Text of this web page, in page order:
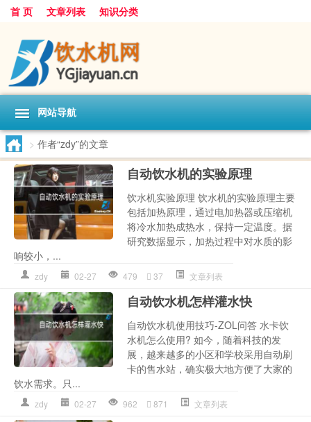
首 页 文章列表 知识分类
网站导航
> 作者“zdy”的文章
自动饮水机的实验原理
饮水机实验原理 饮水机的实验原理主要
包括加热原理，通过电加热器或压缩机
将冷水加热成热水，保持一定温度。据
研究数据显示，加热过程中对水质的影
响较小，...
zdy 02-27 479 37 文章列表
自动饮水机怎样灌水快
自动饮水机使用技巧-ZOL问答 水卡饮
水机怎么使用? 如今，随着科技的发
展，越来越多的小区和学校采用自动刷
卡的售水站，确实极大地方便了大家的
饮水需求。只...
zdy 02-27 962 871 文章列表